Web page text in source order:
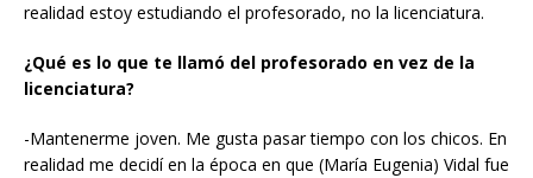
realidad estoy estudiando el profesorado, no la licenciatura.
¿Qué es lo que te llamó del profesorado en vez de la
licenciatura?
-Mantenerme joven. Me gusta pasar tiempo con los chicos. En
realidad me decidí en la época en que (María Eugenia) Vidal fue